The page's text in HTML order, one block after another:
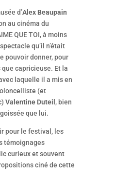
d’Alex Beaupain
au cinéma du
QUE TOI, à moins
qu’il n’était
pouvoir donner, pour
capricieuse. Et la
laquelle il a mis en
(et
Valentine Duteil , bien
que lui.
pour le festival, les
témoignages
curieux et souvent
ciné de cette